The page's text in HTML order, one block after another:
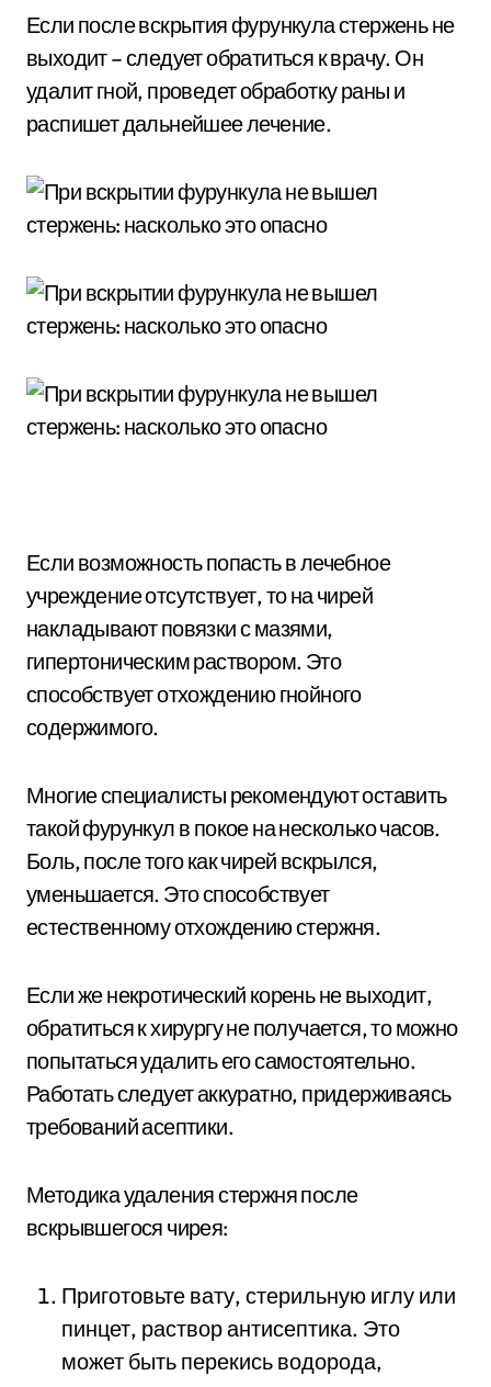
Если после вскрытия фурункула стержень не
выходит – следует обратиться к врачу. Он
удалит гной, проведет обработку раны и
распишет дальнейшее лечение.
Если возможность попасть в лечебное
учреждение отсутствует, то на чирей
накладывают повязки с мазями,
гипертоническим раствором. Это
способствует отхождению гнойного
содержимого.
Многие специалисты рекомендуют оставить
такой фурункул в покое на несколько часов.
Боль, после того как чирей вскрылся,
уменьшается. Это способствует
естественному отхождению стержня.
Если же некротический корень не выходит,
обратиться к хирургу не получается, то можно
попытаться удалить его самостоятельно.
Работать следует аккуратно, придерживаясь
требований асептики.
Методика удаления стержня после
вскрывшегося чирея:
Приготовьте вату, стерильную иглу или
пинцет, раствор антисептика. Это
может быть перекись водорода,